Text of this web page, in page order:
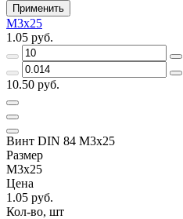
Применить
М3х25
1.05 руб.
10.50 руб.
Винт DIN 84 М3х25
Размер
М3х25
Цена
1.05 руб.
Кол-во, шт